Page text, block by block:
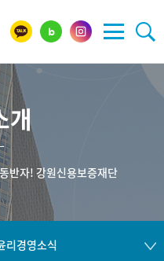
개
반자! 강원신용보증재단
리경영소식